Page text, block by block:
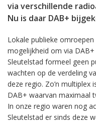
via verschillende
Nu is daar DAB+
Lokale publieke
mogelijkheid om via
Sleutelstad formeel geen
wachten op de verdeling
deze regio. Zo’n multiplex
DAB+ waarvan maximaal
In onze regio waren nog
Sleutelstad er sinds deze